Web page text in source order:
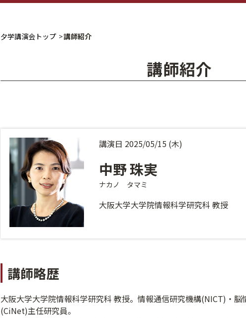
夕学講演会トップ 講師紹介
講師紹介
講演日 2025/05/15 (木)
中野 珠実
ナカノ タマミ
大阪大学大学院情報科学研究科 教授
講師略歴
大阪大学大学院情報科学研究科 教授。情報通信研究機構(NICT)・脳
(CiNet)主任研究員。